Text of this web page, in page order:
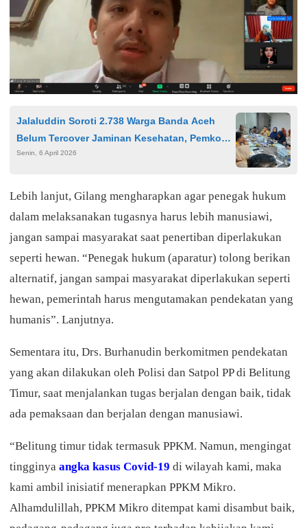
Jalaluddin Soroti 2.738 Warga Banda Aceh
Belum Tercover Jaminan Kesehatan, Pemko
Siapkan Transisi JKA
Senin, 6 April 2026
Lebih lanjut, Gilang mengharapkan agar penegak hukum
dalam melaksanakan tugasnya harus lebih manusiawi,
jangan sampai masyarakat saat penertiban diperlakukan
seperti hewan. “Penegak hukum (aparatur) tolong berikan
alternatif, jangan sampai masyarakat diperlakukan seperti
hewan, pemerintah harus mengutamakan pendekatan yang
humanis”. Lanjutnya.
Sementara itu, Drs. Burhanudin berkomitmen pendekatan
yang akan dilakukan oleh Polisi dan Satpol PP di Belitung
Timur, saat menjalankan tugas berjalan dengan baik, tidak
ada pemaksaan dan berjalan dengan manusiawi.
“Belitung timur tidak termasuk PPKM. Namun, mengingat
tingginya angka kasus Covid-19 di wilayah kami, maka
kami ambil inisiatif menerapkan PPKM Mikro.
Alhamdulillah, PPKM Mikro ditempat kami disambut baik,